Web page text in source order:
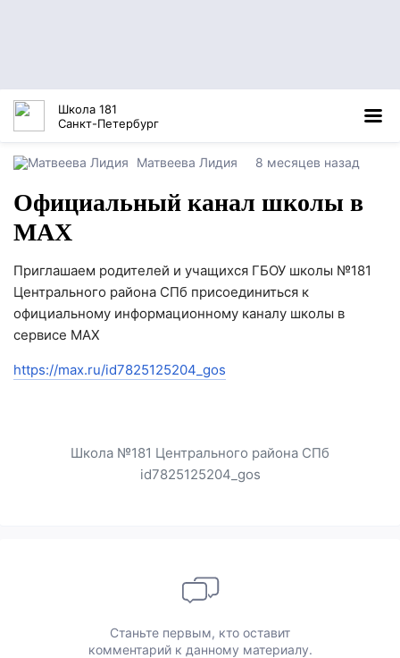
Школа 181
Санкт-Петербург
Матвеева Лидия 8 месяцев назад
Официальный канал школы в
МАХ
Приглашаем родителей и учащихся ГБОУ школы №181
Центрального района СПб присоединиться к
официальному информационному каналу школы в
сервисе MAX
https://max.ru/id7825125204_gos
Школа №181 Центрального района СПб
id7825125204_gos
Станьте первым, кто оставит
комментарий к данному материалу.